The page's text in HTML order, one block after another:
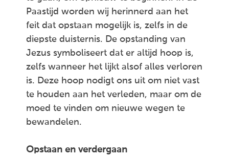
Paastijd worden wij herinnerd aan het
feit dat opstaan mogelijk is, zelfs in de
diepste duisternis. De opstanding van
Jezus symboliseert dat er altijd hoop is,
zelfs wanneer het lijkt alsof alles verloren
is. Deze hoop nodigt ons uit om niet vast
te houden aan het verleden, maar om de
moed te vinden om nieuwe wegen te
bewandelen.
Opstaan en verdergaan